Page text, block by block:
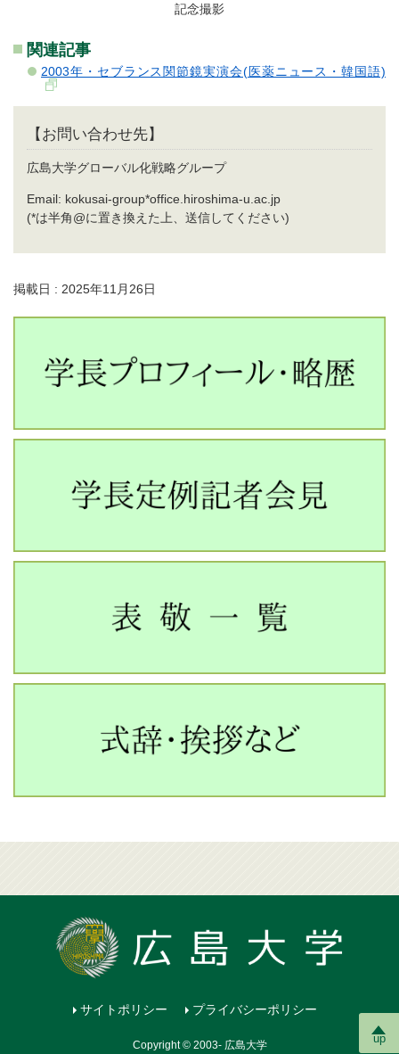
記念撮影
関連記事
2003年・セブランス関節鏡実演会(医薬ニュース・韓国語)
【お問い合わせ先】
広島大学グローバル化戦略グループ
Email: kokusai-group*office.hiroshima-u.ac.jp
(*は半角@に置き換えた上、送信してください)
掲載日 : 2025年11月26日
up
サイトポリシー プライバシーポリシー
Copyright © 2003- 広島大学